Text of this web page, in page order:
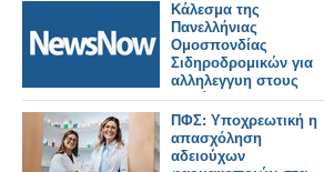
Κάλεσμα της
Πανελλήνιας
Ομοσπονδίας
Σιδηροδρομικών για
αλληλεγγυη στους
πυρόπληκτους της
Δυτικής Αττικής.
ΠΦΣ: Υποχρεωτική η
απασχόληση
αδειούχων